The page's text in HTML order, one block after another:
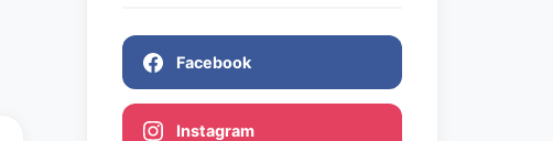
Facebook
Instagram